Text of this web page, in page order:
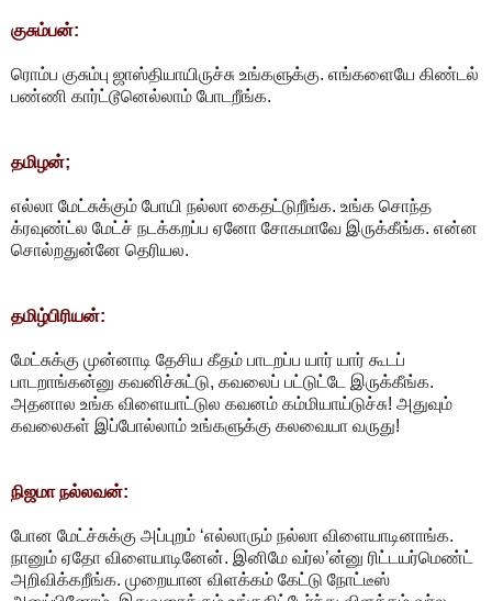
குசும்பன்:
ரொம்ப குசும்பு ஜாஸ்தியாயிருச்சு உங்களுக்கு. எங்களையே கிண்டல்
பண்ணி கார்ட்டூனெல்லாம் போடறீங்க.
தமிழன்;
எல்லா மேட்சுக்கும் போயி நல்லா கைதட்டுறீங்க. உங்க சொந்த
க்ரவுண்ட்ல மேட்ச் நடக்கறப்ப ஏனோ சோகமாவே இருக்கீங்க. என்ன
சொல்றதுன்னே தெரியல.
தமிழ்பிரியன்:
மேட்சுக்கு முன்னாடி தேசிய கீதம் பாடறப்ப யார் யார் கூடப்
பாடறாங்கன்னு கவனிச்சுட்டு, கவலைப் பட்டுட்டே இருக்கீங்க.
அதனால உங்க விளையாட்டுல கவனம் கம்மியாய்டுச்சு! அதுவும்
கவலைகள் இப்போல்லாம் உங்களுக்கு கலவையா வருது!
நிஜமா நல்லவன்:
போன மேட்ச்சுக்கு அப்புறம் ‘எல்லாரும் நல்லா விளையாடினாங்க.
நானும் ஏதோ விளையாடினேன். இனிமே வர்ல’ன்னு ரிட்டயர்மெண்ட்
அறிவிக்கறீங்க. முறையான விளக்கம் கேட்டு நோட்டீஸ்